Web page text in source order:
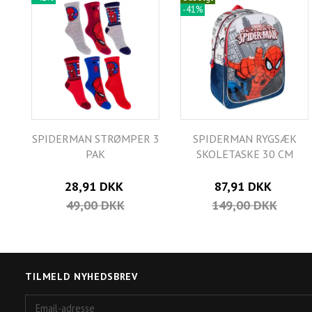
SPIDERMAN STRØMPER 3
PAK
28,91 DKK
49,00 DKK
-41%
SPIDERMAN RYGSÆK
SKOLETASKE 30 CM
87,91 DKK
149,00 DKK
TILMELD NYHEDSBREV